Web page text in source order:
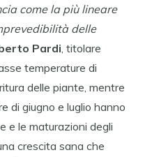
come la più lineare
delle
Pardi , titolare
temperature di
delle piante, mentre
di giugno e luglio hanno
e le maturazioni degli
crescita sana che